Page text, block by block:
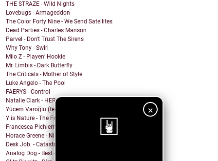
×
THE STRAZE - Wild Nights
Lovebugs - Armageddon
The Color Forty Nine - We Send Satellites
Dead Parties - Charles Manson
Parvel - Don't Trust The Sirens
Why Tony - Swirl
Milo Z - Playen’ Hookie
Mr. Limbis - Dark Butterfly
The Criticals - Mother of Style
Luke Angelo - The Pool
FAERYS - Control
Natalie Clark - HERE
Yücem Varoğlu (feat. Jam and the Benzos) - Gimme G...
Y is Nature - The Fool
Francesca Pichierri - Sperarci Due Eroi
Horace Greene - Nighttime Boi
Desk Job. - Catastrophe
Analog Dog - Best of Me